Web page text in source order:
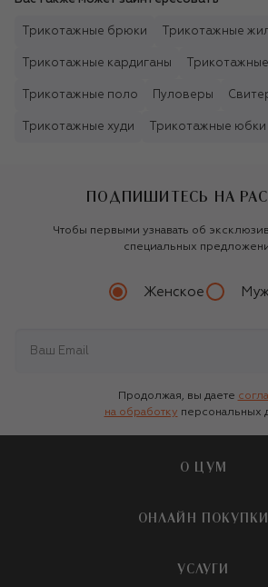
Трикотажные брюки Трикотажные
Трикотажные кардиганы
Трикотажные поло Пуловеры
Трикотажные худи Трикотажные юбки
ПОДПИШИТЕСЬ НА
Чтобы первыми узнавать об
специальных
Женское
Продолжая, вы даете
на обработку персональных
О ЦУМ
О магазине
Бутики и ПВЗ ЦУМ
ОНЛАЙН ПОКУПКИ
УСЛУГИ